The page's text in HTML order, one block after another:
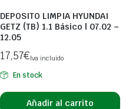
DEPOSITO LIMPIA HYUNDAI
GETZ (TB) 1.1 Básico | 07.02 –
12.05
17,57€Iva incluido
En stock
Añadir al carrito